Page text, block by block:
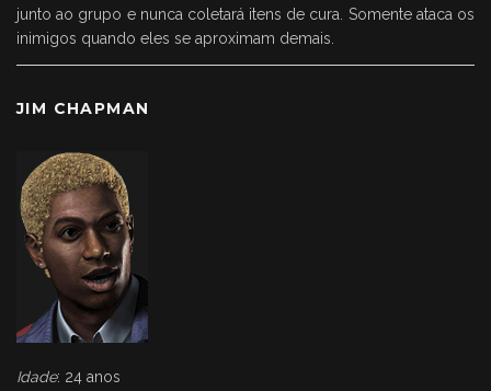
junto ao grupo e nunca coletará itens de cura. Somente ataca os
inimigos quando eles se aproximam demais.
JIM CHAPMAN
Idade: 24 anos